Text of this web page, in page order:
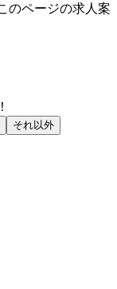
のページの求人案
それ以外